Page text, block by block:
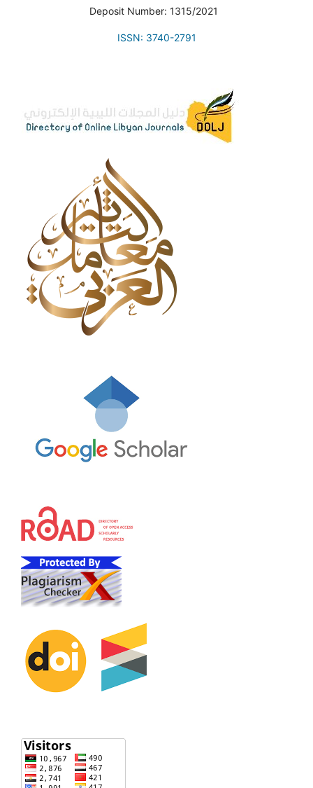
Deposit Number: 1315/2021
ISSN: 3740-2791